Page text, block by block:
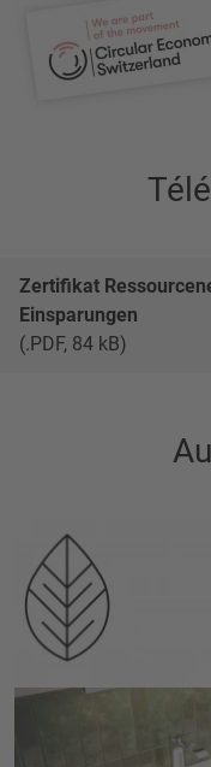
Zertifikat
Einsparungen
(.PDF, 84 kB)
L'indice de
EN SAVOIR